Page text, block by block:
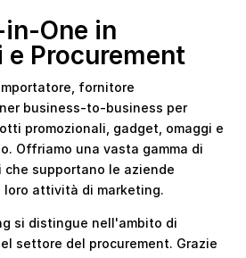
One in
e Procurement
fornitore
business-to-business per
promozionali, gadget, omaggi e
Offriamo una vasta gamma di
supportano le aziende
attività di marketing.
si distingue nell'ambito di
settore del procurement. Grazie